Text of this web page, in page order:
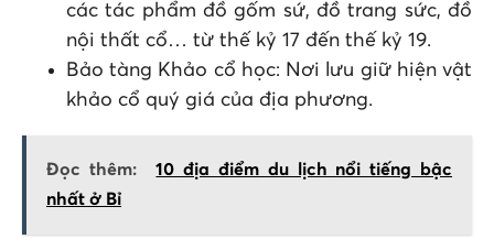
các tác phẩm đồ gốm sứ, đồ trang sức, đồ
nội thất cổ… từ thế kỷ 17 đến thế kỷ 19.
Bảo tàng Khảo cổ học: Nơi lưu giữ hiện vật
khảo cổ quý giá của địa phương.
Đọc thêm:
10 địa điểm du lịch nổi tiếng bậc
nhất ở Bỉ